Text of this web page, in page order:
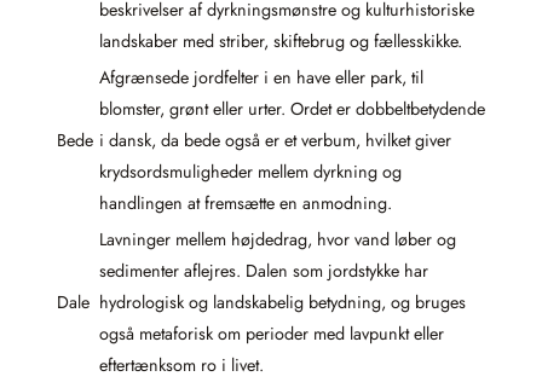
beskrivelser af dyrkningsmønstre og kulturhistoriske
landskaber med striber, skiftebrug og fællesskikke.
Bede
Afgrænsede jordfelter i en have eller park, til
blomster, grønt eller urter. Ordet er dobbeltbetydende
i dansk, da bede også er et verbum, hvilket giver
krydsordsmuligheder mellem dyrkning og
handlingen at fremsætte en anmodning.
Dale
Lavninger mellem højdedrag, hvor vand løber og
sedimenter aflejres. Dalen som jordstykke har
hydrologisk og landskabelig betydning, og bruges
også metaforisk om perioder med lavpunkt eller
eftertænksom ro i livet.